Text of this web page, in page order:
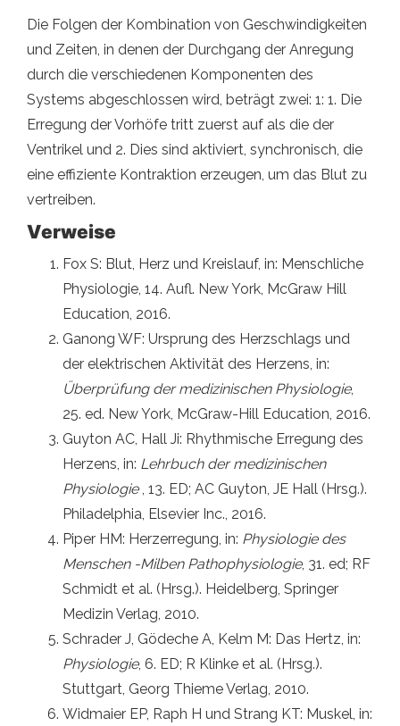
Die Folgen der Kombination von Geschwindigkeiten
und Zeiten, in denen der Durchgang der Anregung
durch die verschiedenen Komponenten des
Systems abgeschlossen wird, beträgt zwei: 1: 1. Die
Erregung der Vorhöfe tritt zuerst auf als die der
Ventrikel und 2. Dies sind aktiviert, synchronisch, die
eine effiziente Kontraktion erzeugen, um das Blut zu
vertreiben.
Verweise
Fox S: Blut, Herz und Kreislauf, in: Menschliche
Physiologie, 14. Aufl. New York, McGraw Hill
Education, 2016.
Ganong WF: Ursprung des Herzschlags und
der elektrischen Aktivität des Herzens, in:
Überprüfung der medizinischen Physiologie,
25. ed. New York, McGraw-Hill Education, 2016.
Guyton AC, Hall Ji: Rhythmische Erregung des
Herzens, in: Lehrbuch der medizinischen
Physiologie, 13. ED; AC Guyton, JE Hall (Hrsg.).
Philadelphia, Elsevier Inc., 2016.
Piper HM: Herzerregung, in: Physiologie des
Menschen -Milben Pathophysiologie, 31. ed; RF
Schmidt et al. (Hrsg.). Heidelberg, Springer
Medizin Verlag, 2010.
Schrader J, Gödeche A, Kelm M: Das Hertz, in:
Physiologie, 6. ED; R Klinke et al. (Hrsg.).
Stuttgart, Georg Thieme Verlag, 2010.
Widmaier EP, Raph H und Strang KT: Muskel, in: